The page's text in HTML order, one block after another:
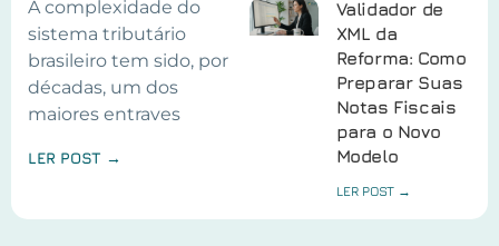
A complexidade do
sistema tributário
brasileiro tem sido, por
décadas, um dos
maiores entraves
LER POST →
Validador de
XML da
Reforma: Como
Preparar Suas
Notas Fiscais
para o Novo
Modelo
LER POST →